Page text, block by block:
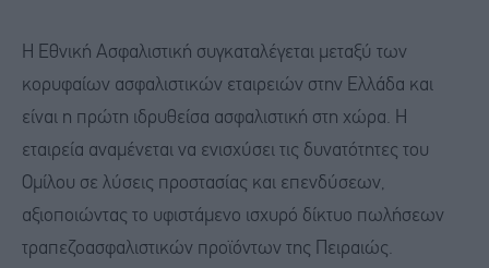
Η Εθνική Ασφαλιστική συγκαταλέγεται μεταξύ των
κορυφαίων ασφαλιστικών εταιρειών στην Ελλάδα και
είναι η πρώτη ιδρυθείσα ασφαλιστική στη χώρα. Η
εταιρεία αναμένεται να ενισχύσει τις δυνατότητες του
Ομίλου σε λύσεις προστασίας και επενδύσεων,
αξιοποιώντας το υφιστάμενο ισχυρό δίκτυο πωλήσεων
τραπεζοασφαλιστικών προϊόντων της Πειραιώς.